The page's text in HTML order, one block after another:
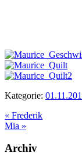
Kategorie:
Vorheriger
Beitrag:
« Frederik
Nächster
Mia »
Seitenspalte
Archiv